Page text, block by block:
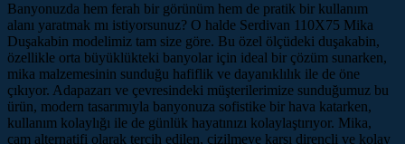
Banyonuzda hem ferah bir görünüm hem de pratik bir kullanım
alanı yaratmak mı istiyorsunuz? O halde Serdivan 110X75 Mika
Duşakabin modelimiz tam size göre. Bu özel ölçüdeki duşakabin,
özellikle orta büyüklükteki banyolar için ideal bir çözüm sunarken,
mika malzemesinin sunduğu hafiflik ve dayanıklılık ile de öne
çıkıyor. Adapazarı ve çevresindeki müşterilerimize sunduğumuz bu
ürün, modern tasarımıyla banyonuza sofistike bir hava katarken,
kullanım kolaylığı ile de günlük hayatınızı kolaylaştırıyor. Mika,
cam alternatifi olarak tercih edilen, çizilmeye karşı dirençli ve kolay